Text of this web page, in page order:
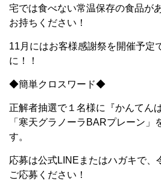
宅では食べない常温保存の食品が
お持ちください！
11月にはお客様感謝祭を開催予定
に！！
◆簡単クロスワード◆
正解者抽選で１名様に『かんてん
「寒天グラノーラBARプレーン」
す。
応募は公式LINEまたはハガキで、
ご応募ください！